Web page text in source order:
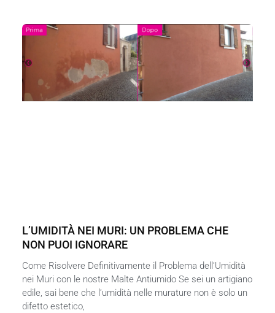
L’UMIDITÀ NEI MURI: UN PROBLEMA CHE
NON PUOI IGNORARE
Come Risolvere Definitivamente il Problema dell’Umidità
nei Muri con le nostre Malte Antiumido Se sei un artigiano
edile, sai bene che l’umidità nelle murature non è solo un
difetto estetico,